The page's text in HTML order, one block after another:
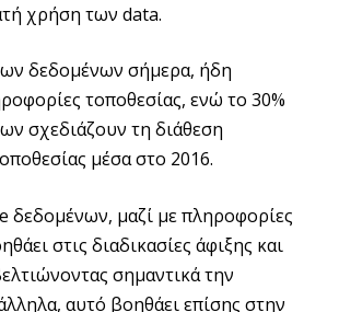
χρήση των data.
δεδομένων σήμερα, ήδη
τοποθεσίας, ενώ το 30%
σχεδιάζουν τη διάθεση
μέσα στο 2016.
δεδομένων, μαζί με πληροφορίες
στις διαδικασίες άφιξης και
σημαντικά την
αυτό βοηθάει επίσης στην